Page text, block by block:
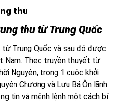
thu
thu từ Trung Quốc
từ Trung Quốc và sau đó được
Nam. Theo truyền thuyết từ
Nguyên, trong 1 cuộc khởi
Chương và Lưu Bá Ôn lãnh
tin và mệnh lệnh một cách bí